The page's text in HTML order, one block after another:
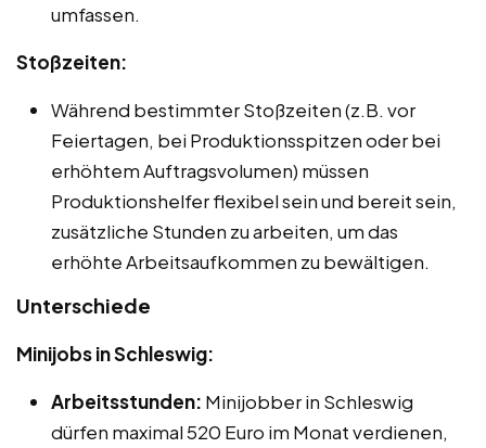
umfassen.
Stoßzeiten:
Während bestimmter Stoßzeiten (z.B. vor
Feiertagen, bei Produktionsspitzen oder bei
erhöhtem Auftragsvolumen) müssen
Produktionshelfer flexibel sein und bereit sein,
zusätzliche Stunden zu arbeiten, um das
erhöhte Arbeitsaufkommen zu bewältigen.
Unterschiede
Minijobs in Schleswig:
Arbeitsstunden: Minijobber in Schleswig
dürfen maximal 520 Euro im Monat verdienen,